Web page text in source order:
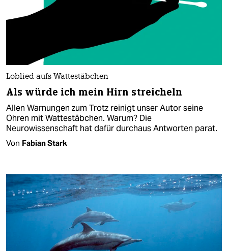
Loblied aufs Wattestäbchen
Als würde ich mein Hirn streicheln
Allen Warnungen zum Trotz reinigt unser Autor seine
Ohren mit Wattestäbchen. Warum? Die
Neurowissenschaft hat dafür durchaus Antworten parat.
Von Fabian Stark